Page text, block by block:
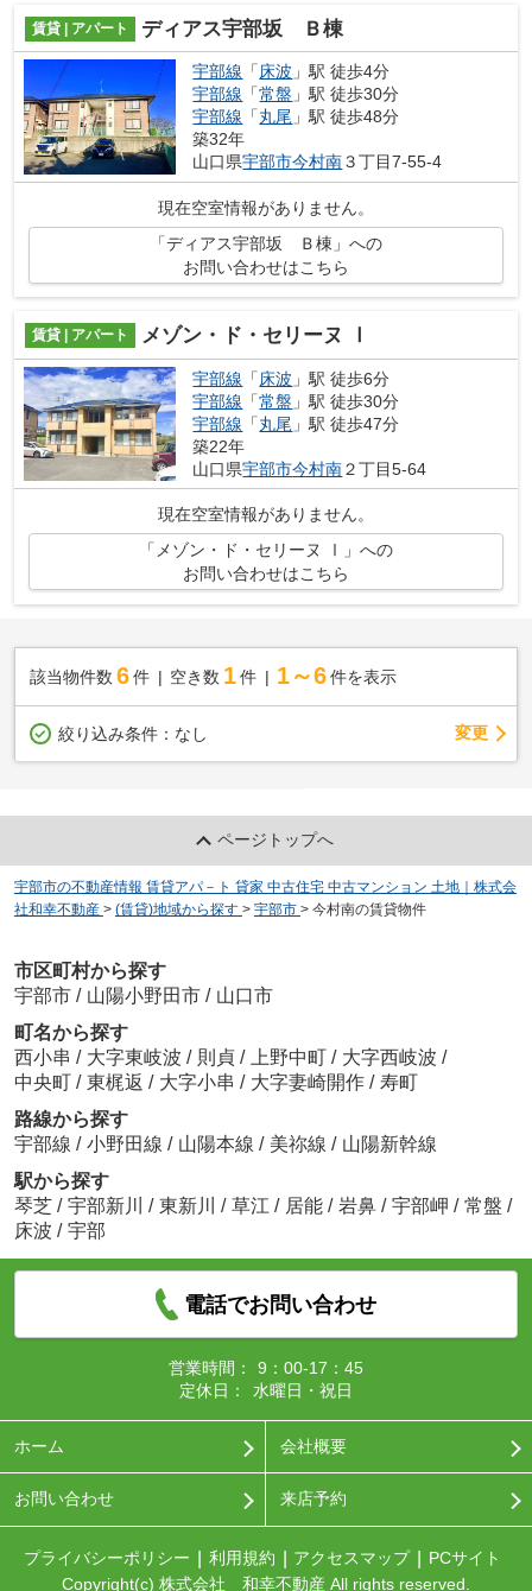
賃貸 | アパート ディアス宇部坂 Ｂ棟
宇部線 「 床波 」駅 徒歩4分
宇部線 「常盤 」駅 徒歩30分
宇部線 「丸尾 」駅 徒歩48分
築32年
山口県宇部市今村南３丁目7-55-4
現在空室情報がありません。
「ディアス宇部坂 Ｂ棟」への
お問い合わせはこちら
賃貸 | アパート メゾン・ド・セリーヌ Ⅰ
宇部線 「 床波 」駅 徒歩6分
宇部線 「常盤 」駅 徒歩30分
宇部線 「丸尾 」駅 徒歩47分
築22年
山口県宇部市今村南２丁目5-64
現在空室情報がありません。
「メゾン・ド・セリーヌ Ⅰ」への
お問い合わせはこちら
該当物件数 6件 空き数 1 件 1～6 件を表示
絞り込み条件： なし 変更
ページトップへ
宇部市の不動産情報 賃貸アパ－ト 貸家 中古住宅 中古マンション 土地｜株式会
社和幸不動産 > (賃貸)地域から探す > 宇部市 > 今村南の賃貸物件
市区町村から探す
宇部市 / 山陽小野田市 / 山口市
町名から探す
西小串 / 大字東岐波 / 則貞 / 上野中町 / 大字西岐波 /
中央町 / 東梶返 / 大字小串 / 大字妻崎開作 / 寿町
路線から探す
宇部線 / 小野田線 / 山陽本線 / 美祢線 / 山陽新幹線
駅から探す
琴芝 / 宇部新川 / 東新川 / 草江 / 居能 / 岩鼻 / 宇部岬 / 常盤 /
床波 / 宇部
電話でお問い合わせ
営業時間：
9：00-17：45
定休日：
水曜日・祝日
ホーム 会社概要
お問い合わせ 来店予約
プライバシーポリシー 利用規約 アクセスマップ
PCサイト
Copyright(c) 株式会社 和幸不動産 All rights reserved.